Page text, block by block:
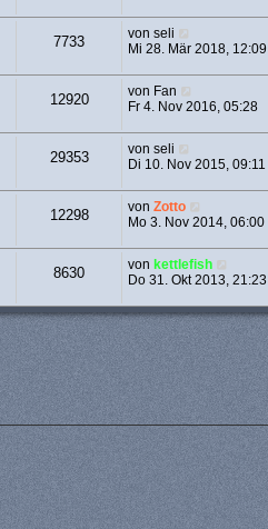
7733 vonseli
Mi 28. Mär 2018, 12:09
12920 von Fan
Fr 4. Nov 2016, 05:28
29353 vonseli
Di 10. Nov 2015, 09:11
12298 vonZotto
Mo 3. Nov 2014, 06:00
8630 von kettlefish
Do 31. Okt 2013, 21:23